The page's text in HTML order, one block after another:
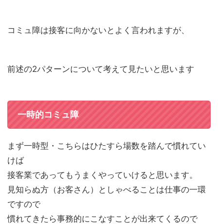
コミュ障は接客に向かないとよく言われますが、
前述の2パターンについて考えて見たいと思います
一時的コミュ障
まず一時型・こちらはひたすら場数を踏んで慣れてい
けば
接客業であってもうまくやっていけると思います。
見知らぬ方（お客さん）としゃべることは仕事の一環
ですので
慣れてきたら事務的にこなすことが出来てくるので